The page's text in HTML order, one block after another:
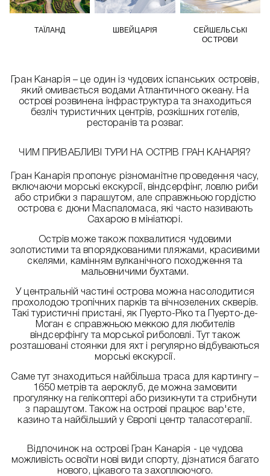
ТАЇЛАНД ШВЕЙЦАРІЯ
СЕЙШЕЛЬСЬКІ
ОСТРОВИ
Гран Канарія – це один із чудових іспанських островів,
який омивається водами Атлантичного океану. На
острові розвинена інфраструктура та знаходиться
безліч туристичних центрів, розкішних готелів,
ресторанів та розваг.
ЧИМ ПРИВАБЛИВІ ТУРИ НА ОСТРІВ ГРАН КАНАРІЯ?
Гран Канарія пропонує різноманітне проведення часу,
включаючи морські екскурсії, віндсерфінг, ловлю риби
або стрибки з парашутом, але справжньою гордістю
острова є дюни Маспаломаса, які часто називають
Сахарою в мініатюрі.
Острів може також похвалитися чудовими
золотистими та впорядкованими пляжами, красивими
скелями, камінням вулканічного походження та
мальовничими бухтами.
У центральній частині острова можна насолодитися
прохолодою тропічних парків та вічнозелених скверів.
Такі туристичні пристані, як Пуерто-Ріко та Пуерто-де-
Моган є справжньою меккою для любителів
віндсерфінгу та морської риболовлі. Тут також
розташовані стоянки для яхт і регулярно відбуваються
морські екскурсії.
Саме тут знаходиться найбільша траса для картингу –
1650 метрів та аероклуб, де можна замовити
прогулянку на гелікоптері або ризикнути та стрибнути
з парашутом. Також на острові працює вар'єте,
казино та найбільший у Європі центр таласотерапії.
Відпочинок на острові Гран Канарія - це чудова
можливість освоїти нові види спорту, дізнатися багато
нового, цікавого та захоплюючого.